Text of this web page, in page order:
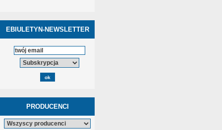
EBIULETYN-NEWSLETTER
PRODUCENCI